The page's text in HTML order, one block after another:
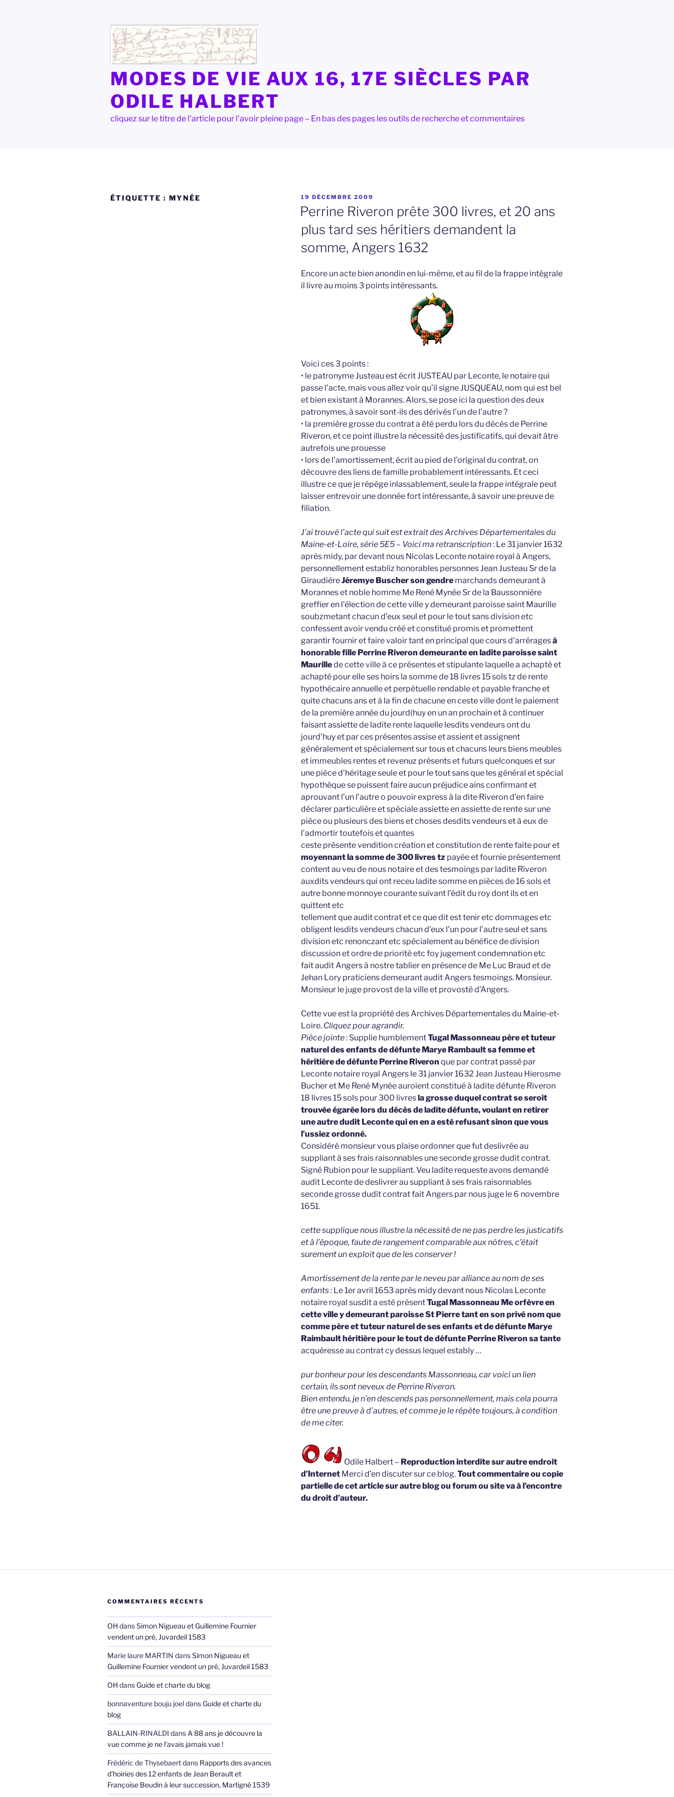
MODES DE VIE AUX 16, 17E SIÈCLES PAR
ODILE HALBERT
cliquez sur le titre de l'article pour l'avoir pleine page – En bas des pages les outils de recherche et commentaires
ÉTIQUETTE : MYNÉE
PUBLIÉ
LE
19 DÉCEMBRE 2009
Perrine Riveron prête 300 livres, et 20 ans
plus tard ses héritiers demandent la
somme, Angers 1632
Encore un acte bien anondin en lui-même, et au fil de la frappe intégrale
il livre au moins 3 points intéressants.
Voici ces 3 points :
• le patronyme Justeau est écrit JUSTEAU par Leconte, le notaire qui
passe l’acte, mais vous allez voir qu’il signe JUSQUEAU, nom qui est bel
et bien existant à Morannes. Alors, se pose ici la question des deux
patronymes, à savoir sont-ils des dérivés l’un de l’autre ?
• la première grosse du contrat a été perdu lors du décès de Perrine
Riveron, et ce point illustre la nécessité des justificatifs, qui devait âtre
autrefois une prouesse
• lors de l’amortissement, écrit au pied de l’original du contrat, on
découvre des liens de famille probablement intéressants. Et ceci
illustre ce que je répège inlassablement, seule la frappe intégrale peut
laisser entrevoir une donnée fort intéressante, à savoir une preuve de
filiation.
J’ai trouvé l’acte qui suit est extrait des Archives Départementales du
Maine-et-Loire, série 5E5 – Voici ma retranscription: Le 31 janvier 1632
après midy, par devant nous Nicolas Leconte notaire royal à Angers,
personnellement establiz honorables personnes Jean Justeau Sr de la
GiraudièreJéremye Buscher son gendre marchands demeurant à
Morannes et noble homme Me René Mynée Sr de la Baussonnière
greffier en l’élection de cette ville y demeurant paroisse saint Maurille
soubzmetant chacun d’eux seul et pour le tout sans division etc
confessent avoir vendu créé et constitué promis et promettent
garantir fournir et faire valoir tant en principal que cours d’arréragesà
honorable fille Perrine Riveron demeurante en ladite paroisse saint
Maurillede cette ville à ce présentes et stipulante laquelle a achapté et
achapté pour elle ses hoirs la somme de 18 livres 15 sols tz de rente
hypothécaire annuelle et perpétuelle rendable et payable franche et
quite chacuns ans et à la fin de chacune en ceste ville dont le paiement
de la première année du jourd(huy en un an prochain et à continuer
faisant assiette de ladite rente laquelle lesdits vendeurs ont du
jourd’huy et par ces présentes assise et assient et assignent
généralement et spécialement sur tous et chacuns leurs biens meubles
et immeubles rentes et revenuz présents et futurs quelconques et sur
une pièce d’héritage seule et pour le tout sans que les général et spécial
hypothèque se puissent faire aucun préjudice ains confirmant et
aprouvant l’un l’autre o pouvoir express à la dite Riveron d’en faire
déclarer particulière et spéciale assiette en assiette de rente sur une
pièce ou plusieurs des biens et choses desdits vendeurs et à eux de
l’admortir toutefois et quantes
ceste présente vendition création et constitution de rente faite pour et
moyennant la somme de 300 livres tz payée et fournie présentement
content au veu de nous notaire et des tesmoings par ladite Riveron
auxdits vendeurs qui ont receu ladite somme en pièces de 16 sols et
autre bonne monnoye courante suivant l’édit du roy dont ils et en
quittent etc
tellement que audit contrat et ce que dit est tenir etc dommages etc
obligent lesdits vendeurs chacun d’eux l’un pour l’autre seul et sans
division etc renonczant etc spécialement au bénéfice de division
discussion et ordre de priorité etc foy jugement condemnation etc
fait audit Angers à nostre tablier en présence de Me Luc Braud et de
Jehan Lory praticiens demeurant audit Angers tesmoings. Monsieur.
Monsieur le juge provost de la ville et provosté d’Angers.
Cette vue est la propriété des Archives Départementales du Maine-et-
Loire. Cliquez pour agrandir.
Pièce jointe: Supplie humblementTugal Massonneau père et tuteur
naturel des enfants de défunte Marye Rambault sa femme et
héritière de défunte Perrine Riveron que par contrat passé par
Leconte notaire royal Angers le 31 janvier 1632 Jean Justeau Hierosme
Bucher et Me René Mynée auroient constitué à ladite défunte Riveron
18 livres 15 sols pour 300 livresla grosse duquel contrat se seroit
trouvée égarée lors du décès de ladite défunte, voulant en retirer
une autre dudit Leconte qui en en a esté refusant sinon que vous
l’ussiez ordonné.
Considéré monsieur vous plaise ordonner que fut deslivrée au
suppliant à ses frais raisonnables une seconde grosse dudit contrat.
Signé Rubion pour le suppliant. Veu ladite requeste avons demandé
audit Leconte de deslivrer au suppliant à ses frais raisonnables
seconde grosse dudit contrat fait Angers par nous juge le 6 novembre
1651.
cette supplique nous illustre la nécessité de ne pas perdre les justicatifs
et à l’époque, faute de rangement comparable aux nôtres, c’était
surement un exploit que de les conserver !
Amortissement de la rente par le neveu par alliance au nom de ses
enfants : Le 1er avril 1653 après midy devant nous Nicolas Leconte
notaire royal susdit a esté présentTugal Massonneau Me orfèvre en
cette ville y demeurant paroisse St Pierre tant en son privé nom que
comme père et tuteur naturel de ses enfants et de défunte Marye
Raimbault héritière pour le tout de défunte Perrine Riveron sa tante
acquéresse au contrat cy dessus lequel estably …
pur bonheur pour les descendants Massonneau, car voici un lien
certain, ils sont neveux de Perrine Riveron.
Bien entendu, je n’en descends pas personnellement, mais cela pourra
être une preuve à d’autres, et comme je le répète toujours, à condition
de me citer.
Odile Halbert – Reproduction interdite sur autre endroit
d’Internet Merci d’en discuter sur ce blog.Tout commentaire ou copie
partielle de cet article sur autre blog ou forum ou site va à l’encontre
du droit d’auteur.
COMMENTAIRES RÉCENTS
OH dansSimon Nigueau et Guillemine Fournier
vendent un pré, Juvardeil 1583
Marie laure MARTIN dansSimon Nigueau et
Guillemine Fournier vendent un pré, Juvardeil 1583
OH dans Guide et charte du blog
bonnaventure bouju joeldans Guide et charte du
blog
BALLAIN-RINALDI dans A 88 ans je découvre la
vue comme je ne l’avais jamais vue !
Frédéric de Thysebaertdans Rapports des avances
d’hoiries des 12 enfants de Jean Berault et
Françoise Beudin à leur succession, Martigné 1539